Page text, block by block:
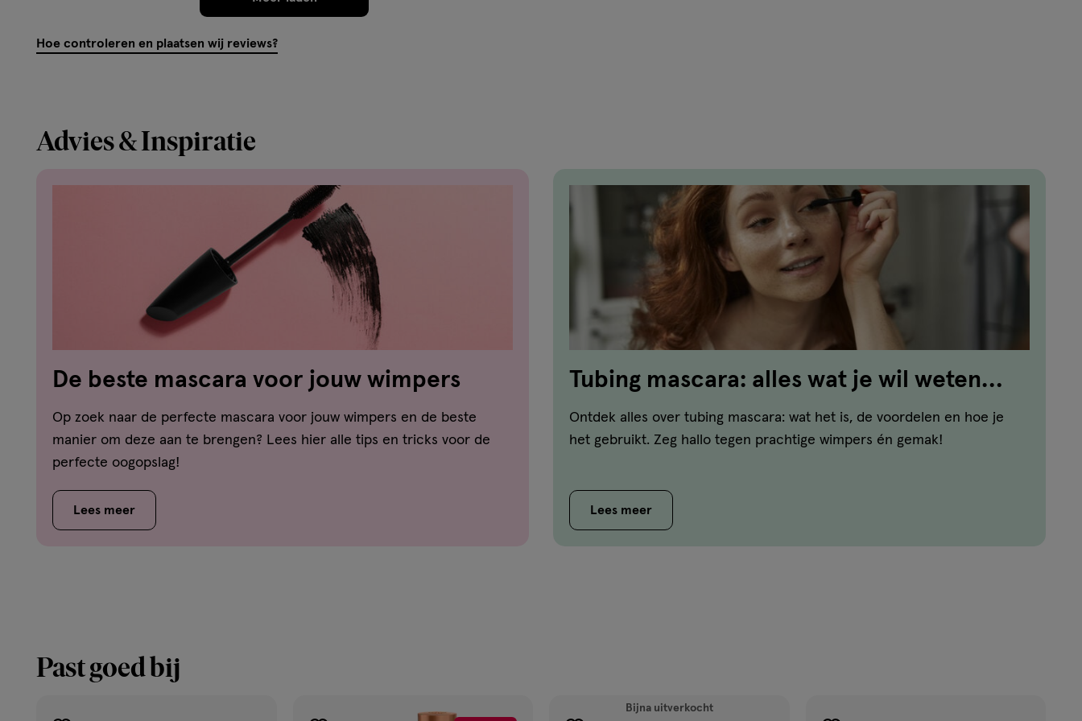
Hoe controleren en plaatsen wij reviews?
Advies & Inspiratie
De beste mascara voor jouw wimpers
Op zoek naar de perfecte mascara voor jouw wimpers en de beste
manier om deze aan te brengen? Lees hier alle tips en tricks voor de
perfecte oogopslag!
Lees meer
Tubing mascara: alles wat je wil weten
over deze mascaratrend
Ontdek alles over tubing mascara: wat het is, de voordelen en hoe je
het gebruikt. Zeg hallo tegen prachtige wimpers én gemak!
Lees meer
Past goed bij
Bijna uitverkocht